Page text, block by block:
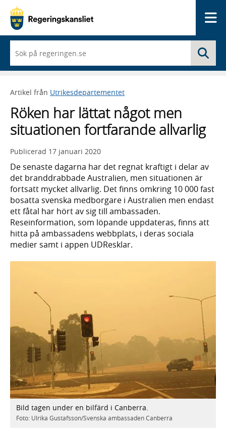
du
börjar
skriva
framträder
lista
med
sökförslag
Artikel från Utrikesdepartementet
Röken har lättat något men
situationen fortfarande allvarlig
Publicerad 17 januari 2020
De senaste dagarna har det regnat kraftigt i delar av
det branddrabbade Australien, men situationen är
fortsatt mycket allvarlig. Det finns omkring 10 000 fast
bosatta svenska medborgare i Australien men endast
ett fåtal har hört av sig till ambassaden.
Reseinformation, som löpande uppdateras, finns att
hitta på ambassadens webbplats, i deras sociala
medier samt i appen UDResklar.
Bild tagen under en bilfärd i Canberra.
Foto: Ulrika Gustafsson/Svenska ambassaden Canberra